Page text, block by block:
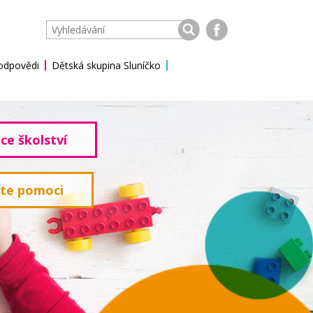
Dětská skupina Sluníčko
školství
pomoci